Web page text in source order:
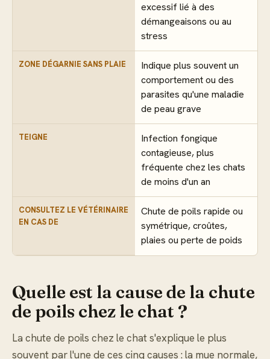
excessif lié à des
démangeaisons ou au
stress
ZONE DÉGARNIE SANS PLAIE
Indique plus souvent un
comportement ou des
parasites qu'une maladie
de peau grave
TEIGNE
Infection fongique
contagieuse, plus
fréquente chez les chats
de moins d'un an
CONSULTEZ LE VÉTÉRINAIRE
EN CAS DE
Chute de poils rapide ou
symétrique, croûtes,
plaies ou perte de poids
Quelle est la cause de la chute
de poils chez le chat ?
La chute de poils chez le chat s'explique le plus
souvent par l'une de ces cinq causes : la mue normale,